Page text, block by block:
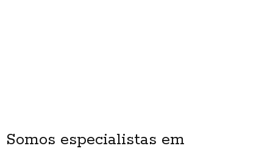
Somos especialistas em